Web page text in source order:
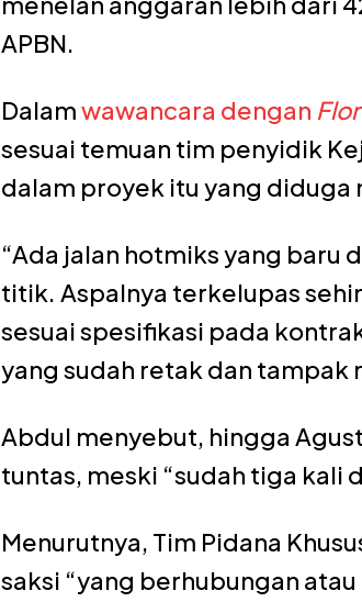
APBN.
Dalamwawancara dengan
sesuai temuan tim penyidik
dalam proyek itu yang
“Ada jalan hotmiks yang baru
titik. Aspalnya terkelupas
sesuai spesifikasi pada
yang sudah retak dan tampak
Abdul menyebut, hingga
tuntas, meski “sudah tiga kali
Menurutnya, Tim Pidana
saksi “yang berhubungan